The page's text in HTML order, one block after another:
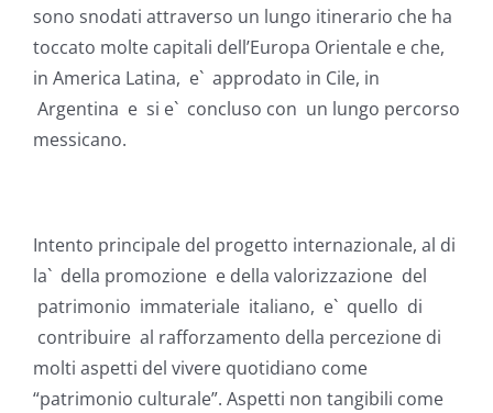
sono snodati attraverso un lungo itinerario che ha
toccato molte capitali dell’Europa Orientale e che,
in America Latina, e` approdato in Cile, in
Argentina e si e` concluso con un lungo percorso
messicano.
Intento principale del progetto internazionale, al di
la` della promozione e della valorizzazione del
patrimonio immateriale italiano, e` quello di
contribuire al rafforzamento della percezione di
molti aspetti del vivere quotidiano come
“patrimonio culturale”. Aspetti non tangibili come